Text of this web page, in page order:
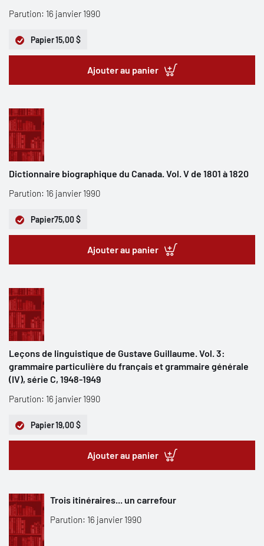
Parution: 16 janvier 1990
Papier15,00 $
Ajouter au panier
Dictionnaire biographique du Canada. Vol. V de 1801 à 1820
Parution: 16 janvier 1990
Papier75,00 $
Ajouter au panier
Leçons de linguistique de Gustave Guillaume. Vol. 3:
grammaire particulière du français et grammaire générale
(IV), série C, 1948-1949
Parution: 16 janvier 1990
Papier19,00 $
Ajouter au panier
Trois itinéraires... un carrefour
Parution: 16 janvier 1990